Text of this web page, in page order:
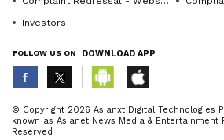
ಬ್ಯಾಂಕಿನಿಂದ ಸೀಗುವ ಸಾಲ-
ಜಿಲ್ಲಾ ಕೌಶಲ್ಯಾಭಿವೃದ್ಧಿ ಅಧಿಕಾರಿ
ಛಲವಿದ್ದರೆ ನಾವು ಎಲ್ಲಿ ಬೇಕಾದರೂ
ಕಟ್ಟಿಕೊಳ್ಳಬಹುದು ಎಂದರು.
ABOUT THE AUTHOR
K KannadaprabhaNewsNetwork
Investors
FOLLOW US ON DOWNLOAD APP
© Copyright 2026 Asianxt Digital Technologies
known as Asianet News Media & Entertainment
Reserved